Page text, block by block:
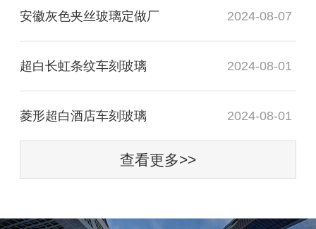
安徽灰色夹丝玻璃定做厂 2024-08-07
超白长虹条纹车刻玻璃 2024-08-01
菱形超白酒店车刻玻璃 2024-08-01
查看更多>>